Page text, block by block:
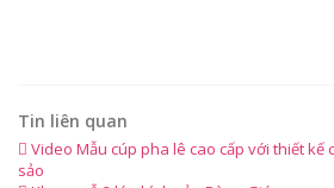
Tin liên quan
Video Mẫu cúp pha lê cao cấp với thiết kế
sảo